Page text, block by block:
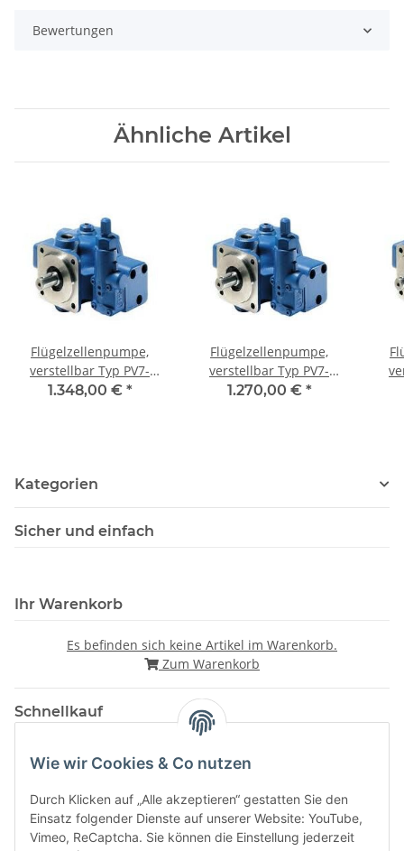
Wie wir Cookies & Co nutzen
Durch Klicken auf „Alle akzeptieren“ gestatten Sie den
Einsatz folgender Dienste auf unserer Website: YouTube,
Vimeo, ReCaptcha. Sie können die Einstellung jederzeit
Bewertungen
Ähnliche Artikel
Flügelzellenpumpe,
verstellbar Typ PV7-
2X/20-25RA01MA0-10
1.348,00 € *
Flügelzellenpumpe,
verstellbar Typ PV7-
1X/10-14RE01MC0-16
1.270,00 € *
Kategorien
Sicher und einfach
Ihr Warenkorb
Es befinden sich keine Artikel im Warenkorb.
Zum Warenkorb
Schnellkauf